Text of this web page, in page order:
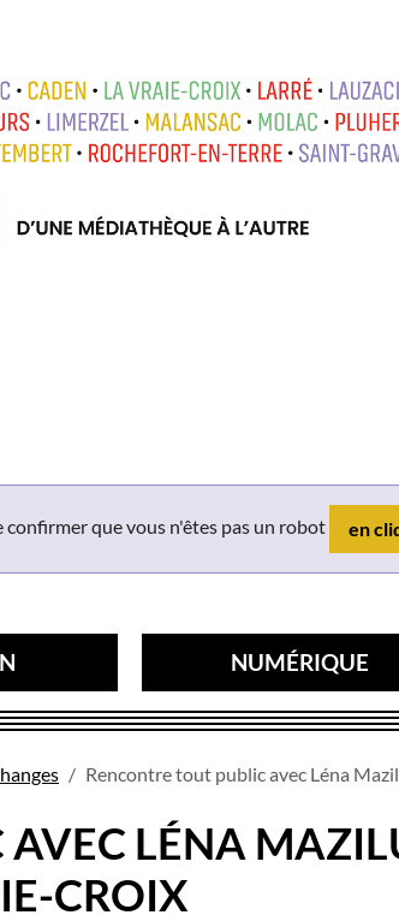
que vous n'êtes pas un robot en
NUMÉRIQUE
Rencontre tout public avec Léna
AVEC LÉNA
CROIX